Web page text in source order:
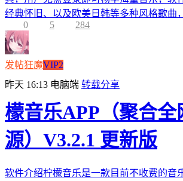
经典怀旧、以及欧美日韩等多种风格歌曲
0
5 284
发帖狂魔VIP2
昨天 16:13 电脑端 转载分享
檬音乐APP（聚合全
源）V3.2.1 更新版
软件介绍柠檬音乐是一款目前不收费的音